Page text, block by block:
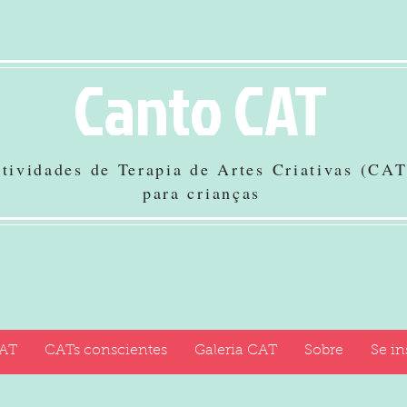
Canto CAT
de Terapia de Artes Criativas
para crianças
CATs conscientes Galeria CAT Sobre Se